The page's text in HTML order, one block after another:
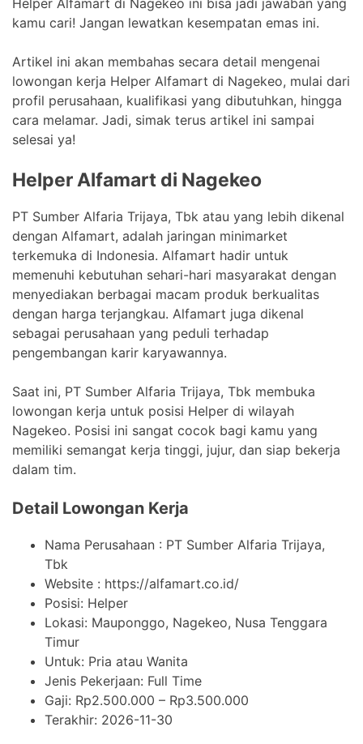
kamu cari! Jangan lewatkan kesempatan emas ini.
Artikel ini akan membahas secara detail mengenai
lowongan kerja Helper Alfamart di Nagekeo, mulai dari
profil perusahaan, kualifikasi yang dibutuhkan, hingga
cara melamar. Jadi, simak terus artikel ini sampai
selesai ya!
Helper Alfamart di Nagekeo
PT Sumber Alfaria Trijaya, Tbk atau yang lebih dikenal
dengan Alfamart, adalah jaringan minimarket
terkemuka di Indonesia. Alfamart hadir untuk
memenuhi kebutuhan sehari-hari masyarakat dengan
menyediakan berbagai macam produk berkualitas
dengan harga terjangkau. Alfamart juga dikenal
sebagai perusahaan yang peduli terhadap
pengembangan karir karyawannya.
Saat ini, PT Sumber Alfaria Trijaya, Tbk membuka
lowongan kerja untuk posisi Helper di wilayah
Nagekeo. Posisi ini sangat cocok bagi kamu yang
memiliki semangat kerja tinggi, jujur, dan siap bekerja
dalam tim.
Detail Lowongan Kerja
Nama Perusahaan : PT Sumber Alfaria Trijaya,
Tbk
Website : https://alfamart.co.id/
Posisi: Helper
Lokasi: Mauponggo, Nagekeo, Nusa Tenggara
Timur
Untuk: Pria atau Wanita
Jenis Pekerjaan: Full Time
Gaji: Rp2.500.000 – Rp3.500.000
Terakhir: 2026-11-30